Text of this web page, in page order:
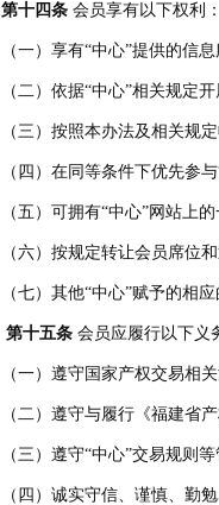
第十四条 会员享有以下权利：
（一）享有“中心”提供的信
（二）依据“中心”相关规定
（三）按照本办法及相关规
（四）在同等条件下优先参
（五）可拥有“中心”网站上
（六）按规定转让会员席位
（七）其他“中心”赋予的相应
第十五条 会员应履行以下义
（一）遵守国家产权交易相
（二）遵守与履行《福建省
（三）遵守“中心”交易规则
（四）诚实守信、谨慎、勤